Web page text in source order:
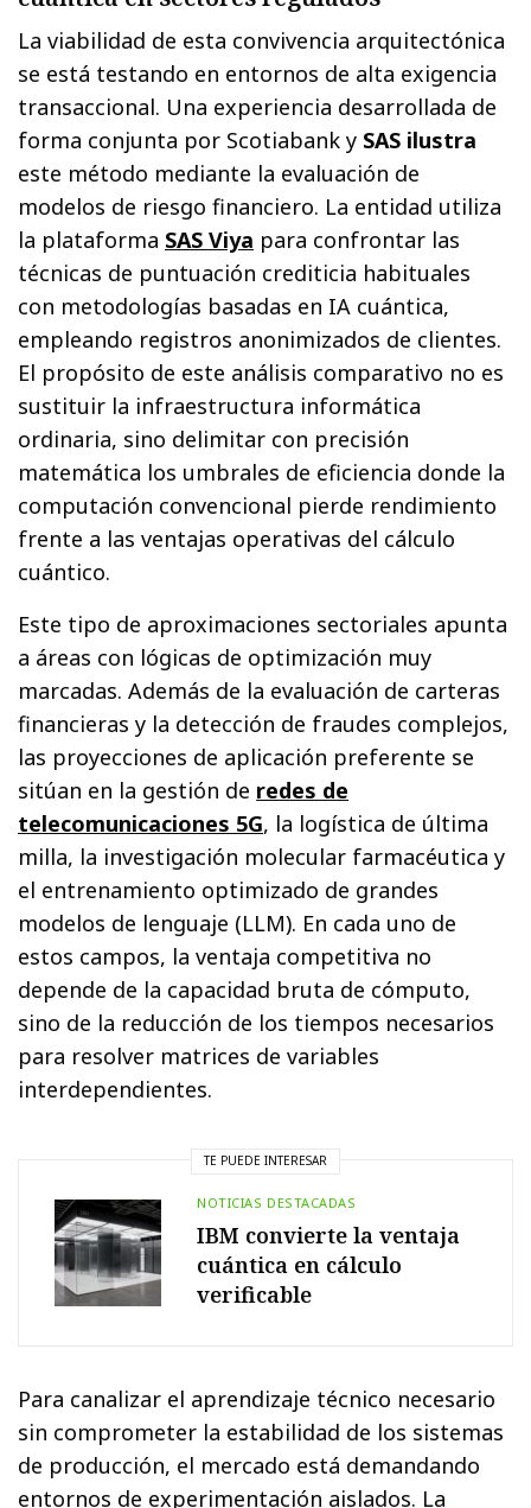
La viabilidad de esta convivencia arquitectónica
se está testando en entornos de alta exigencia
transaccional. Una experiencia desarrollada de
forma conjunta por Scotiabank y SAS ilustra
este método mediante la evaluación de
modelos de riesgo financiero. La entidad utiliza
la plataforma SAS Viya para confrontar las
técnicas de puntuación crediticia habituales
con metodologías basadas en IA cuántica,
empleando registros anonimizados de clientes.
El propósito de este análisis comparativo no es
sustituir la infraestructura informática
ordinaria, sino delimitar con precisión
matemática los umbrales de eficiencia donde la
computación convencional pierde rendimiento
frente a las ventajas operativas del cálculo
cuántico.
Este tipo de aproximaciones sectoriales apunta
a áreas con lógicas de optimización muy
marcadas. Además de la evaluación de carteras
financieras y la detección de fraudes complejos,
las proyecciones de aplicación preferente se
sitúan en la gestión de redes de
telecomunicaciones 5G, la logística de última
milla, la investigación molecular farmacéutica y
el entrenamiento optimizado de grandes
modelos de lenguaje (LLM). En cada uno de
estos campos, la ventaja competitiva no
depende de la capacidad bruta de cómputo,
sino de la reducción de los tiempos necesarios
para resolver matrices de variables
interdependientes.
TE PUEDE INTERESAR
NOTICIAS DESTACADAS
IBM convierte la ventaja
cuántica en cálculo
verificable
Para canalizar el aprendizaje técnico necesario
sin comprometer la estabilidad de los sistemas
de producción, el mercado está demandando
entornos de experimentación aislados. La